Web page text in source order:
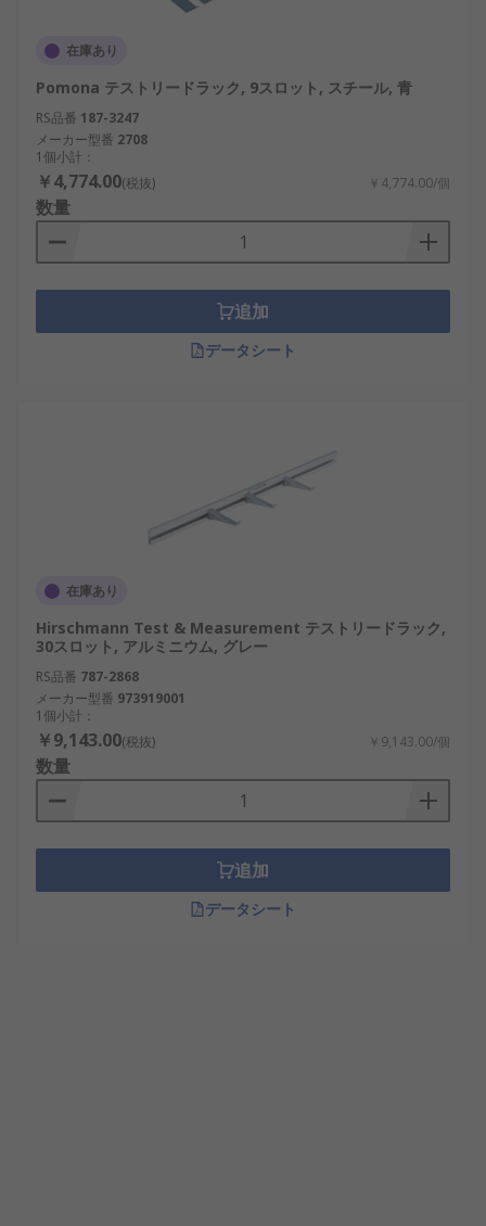
在庫あり
Pomona テストリードラック, 9スロット, スチール, 青
RS品番 187-3247
メーカー型番 2708
1個小計：
￥4,774.00(税抜) ￥4,774.00/個
数量
追加
データシート
在庫あり
Hirschmann Test & Measurement テストリードラック,
30スロット, アルミニウム, グレー
RS品番 787-2868
メーカー型番 973919001
1個小計：
￥9,143.00(税抜) ￥9,143.00/個
数量
追加
データシート